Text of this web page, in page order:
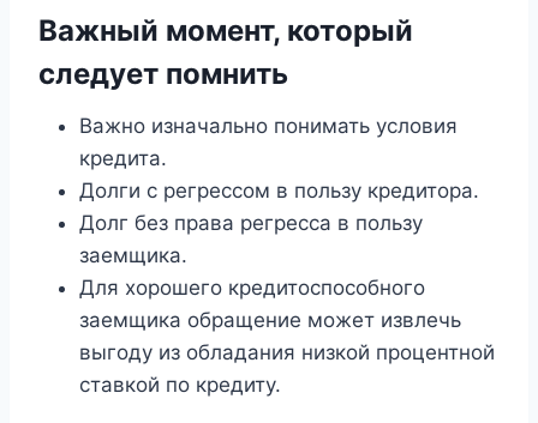
Важный момент, который
следует помнить
Важно изначально понимать условия
кредита.
Долги с регрессом в пользу кредитора.
Долг без права регресса в пользу
заемщика.
Для хорошего кредитоспособного
заемщика обращение может извлечь
выгоду из обладания низкой процентной
ставкой по кредиту.